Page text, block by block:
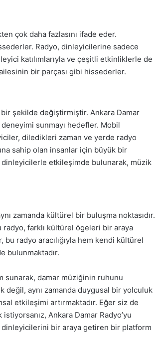
çok daha fazlasını ifade eder.
Radyo, dinleyicilerine sadece
katılımlarıyla ve çeşitli etkinliklerle de
bir parçası gibi hissederler.
şekilde değiştirmiştir. Ankara Damar
sunmayı hedefler. Mobil
diledikleri zaman ve yerde radyo
sahip olan insanlar için büyük bir
dinleyicilerle etkileşimde bulunarak, müzik
zamanda kültürel bir buluşma noktasıdır.
radyo, farklı kültürel ögeleri bir araya
radyo aracılığıyla hem kendi kültürel
bulunmaktadır.
sunarak, damar müziğinin ruhunu
aynı zamanda duygusal bir yolculuk
etkileşimi artırmaktadır. Eğer siz de
Ankara Damar Radyo’yu
dinleyicilerini bir araya getiren bir platform